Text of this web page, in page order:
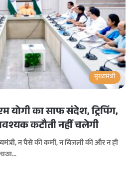
मुख्यमंत्री
योगी का साफ संदेश, ट्रिपिंग,
कटौती नहीं चलेगी
न पैसे की कमी, न बिजली की और न ही